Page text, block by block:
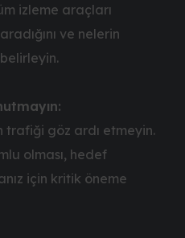
izleme araçları
ve nelerin
göz ardı etmeyin.
olması, hedef
için kritik öneme